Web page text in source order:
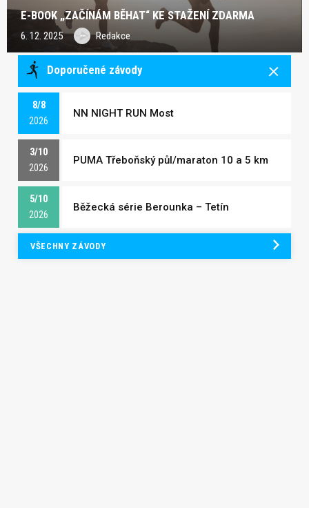
E-BOOK „ZAČÍNÁM BĚHAT“ KE STAŽENÍ ZDARMA
6. 12. 2025 Redakce
Doporučené závody
8/8
2026
NN NIGHT RUN Most
3/10
2026
PUMA Třeboňský půl/maraton 10 a 5 km
5/10
2026
Běžecká série Berounka – Tetín
VŠECHNY ZÁVODY